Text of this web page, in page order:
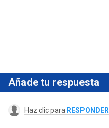
Añade tu respuesta
Haz clic para RESPONDER